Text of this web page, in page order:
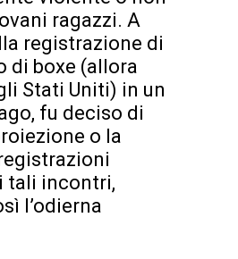
ragazzi. A
registrazione di
di boxe (allora
Stati Uniti) in un
fu deciso di
o la
tali incontri,
l’odierna